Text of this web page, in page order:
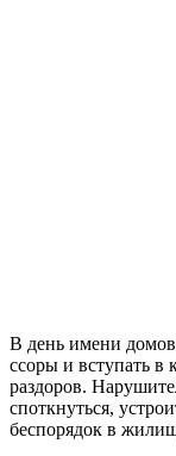
В день имени
ссоры и вступать
раздоров.
споткнуться,
беспорядок в